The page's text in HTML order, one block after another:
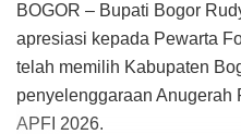
BOGOR – Bupati Bogor
apresiasi kepada Pewarta
telah memilih Kabupaten
penyelenggaraan Anugerah
APFI 2026.